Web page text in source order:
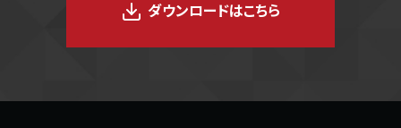
ダウンロードはこちら